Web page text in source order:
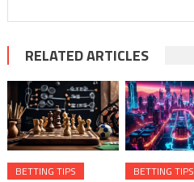
RELATED ARTICLES
BETTING TIPS BETTING TIPS